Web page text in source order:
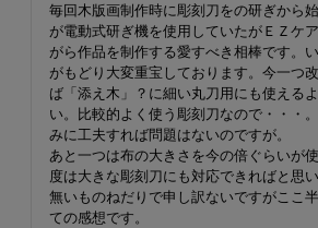
毎回木版画制作時に彫刻刀をの研ぎから
が電動式研ぎ機を使用していたがＥＺケ
がら作品を制作する愛すべき相棒です。
がもどり大変重宝しております。今一つ
ば「添え木」？に細い丸刀用にも使える
い。比較的よく使う彫刻刀なので・・・
みに工夫すれば問題はないのですが。
あと一つは布の大きさを今の倍ぐらいが
度は大きな彫刻刀にも対応できればと思い
無いものねだりで申し訳ないですがここ
ての感想です。